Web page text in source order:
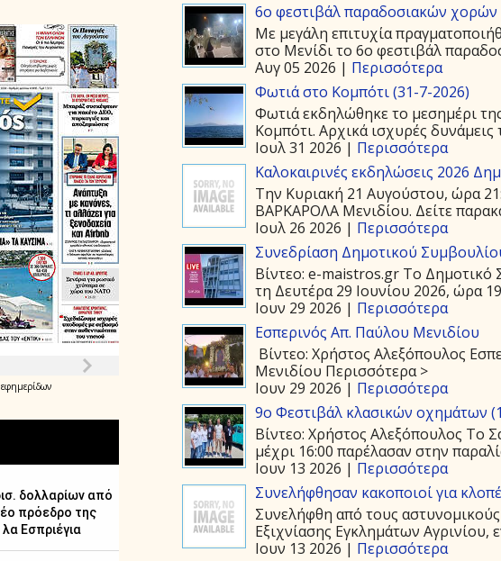
6ο φεστιβάλ παραδοσιακών χορών
Με μεγάλη επιτυχία
στο Μενίδι το 6ο φεστιβάλ
Αυγ 05 2026 | Περισσότερα
Φωτιά στο Κομπότι (31-7-2026)
Φωτιά εκδηλώθηκε το μεσημέρι
Κομπότι. Αρχικά ισχυρές
Ιουλ 31 2026 | Περισσότερα
Καλοκαιρινές εκδηλώσεις 2026
Την Κυριακή 21 Αυγούστου, ώρα
ΒΑΡΚΑΡΟΛΑ Μενιδίου. Δείτε
Ιουλ 26 2026 | Περισσότερα
Συνεδρίαση Δημοτικού
Βίντεο: e-maistros.gr Το Δημοτικό
τη Δευτέρα 29 Ιουνίου 2026, ώρα
Ιουν 29 2026 | Περισσότερα
Εσπερινός Απ. Παύλου Μενιδίου
Βίντεο: Χρήστος Αλεξόπουλος
Μενιδίου Περισσότερα >
Ιουν 29 2026 | Περισσότερα
9ο Φεστιβάλ κλασικών οχημάτων
Βίντεο: Χρήστος Αλεξόπουλος Το
μέχρι 16:00 παρέλασαν στην
Ιουν 13 2026 | Περισσότερα
Συνελήφθησαν κακοποιοί για
Συνελήφθη από τους
Εξιχνίασης Εγκλημάτων Αγρινίου,
Ιουν 13 2026 | Περισσότερα
εφημερίδων